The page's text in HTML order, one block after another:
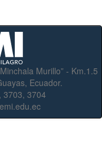
Murillo” - Km.1.5
Ecuador.
3703, 3704